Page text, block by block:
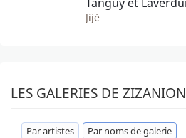
Jijé
LES GALERIES DE ZIZANION
Par artistes Par noms de galerie